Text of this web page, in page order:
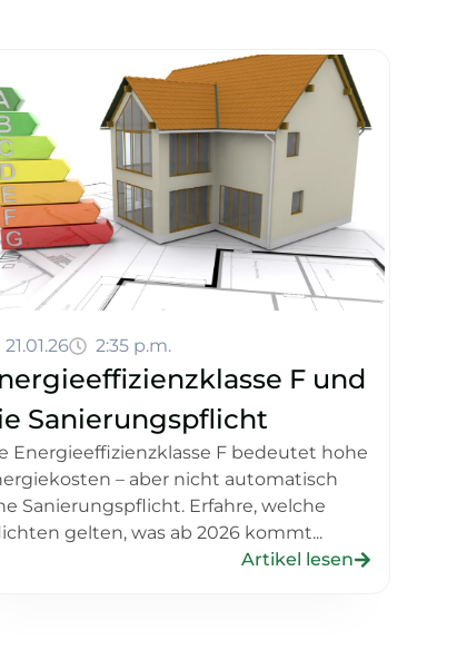
21.01.26 2:35 p.m.
F und
Sanierungspflicht
Energieeffizienzklasse F bedeutet hohe
– aber nicht automatisch
Sanierungspflicht. Erfahre, welche
gelten, was ab 2026 kommt...
Artikel lesen